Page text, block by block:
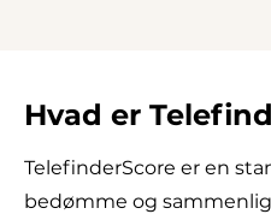
Hvad er
TelefinderScore er en
bedømme og